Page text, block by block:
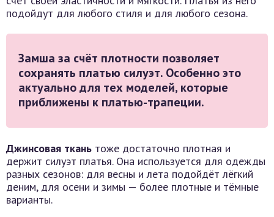
подойдут для любого стиля и для любого сезона.
Замша за счёт плотности позволяет
сохранять платью силуэт. Особенно это
актуально для тех моделей, которые
приближены к платью-трапеции.
Джинсовая ткань тоже достаточно плотная и
держит силуэт платья. Она используется для одежды
разных сезонов: для весны и лета подойдёт лёгкий
деним, для осени и зимы — более плотные и тёмные
варианты.